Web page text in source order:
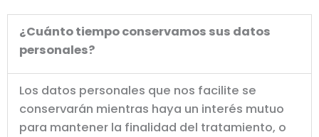
¿Cuánto tiempo conservamos sus datos
personales?
Los datos personales que nos facilite se
conservarán mientras haya un interés mutuo
para mantener la finalidad del tratamiento, o